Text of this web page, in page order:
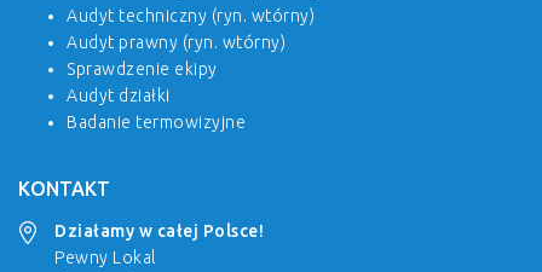
Audyt techniczny (ryn. wtórny)
Audyt prawny (ryn. wtórny)
Sprawdzenie ekipy
Audyt działki
Badanie termowizyjne
KONTAKT
Działamy w całej Polsce!
Pewny Lokal